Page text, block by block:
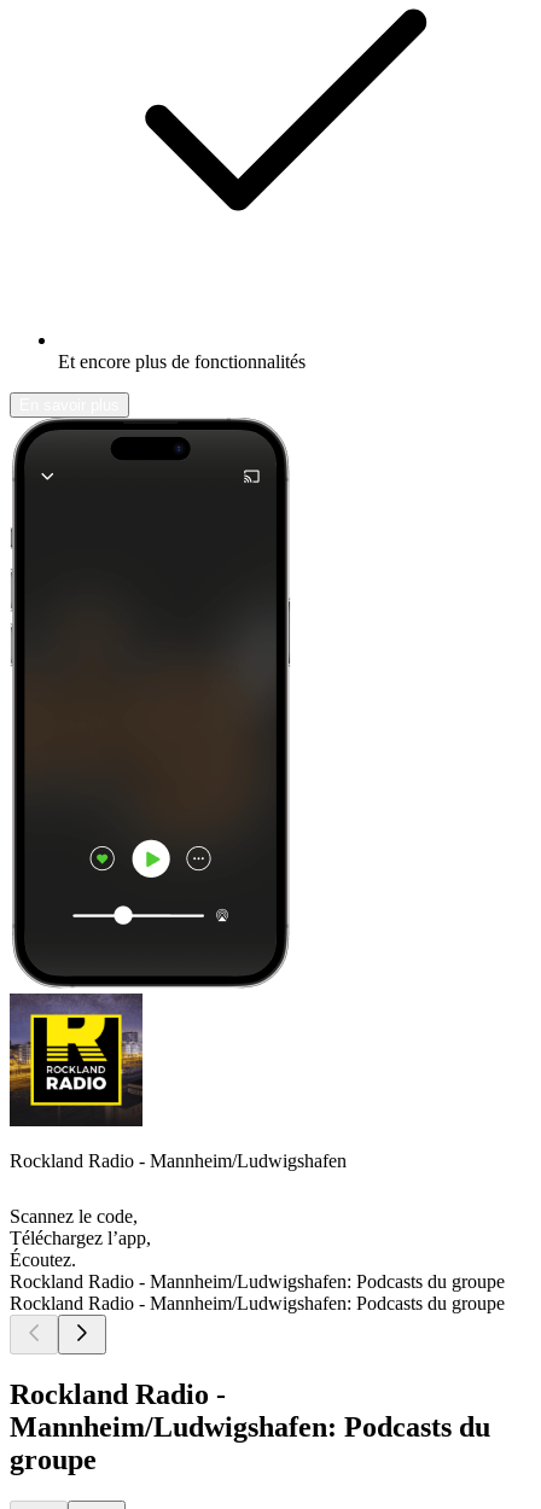
Et encore plus de fonctionnalités
Rockland Radio - Mannheim/Ludwigshafen
Scannez le code,
Téléchargez l’app,
Écoutez.
Rockland Radio - Mannheim/Ludwigshafen: Podcasts du groupe
Rockland Radio - Mannheim/Ludwigshafen: Podcasts du groupe
Rockland Radio -
Mannheim/Ludwigshafen: Podcasts du
groupe